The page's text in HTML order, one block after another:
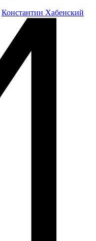
Константин Хабенский